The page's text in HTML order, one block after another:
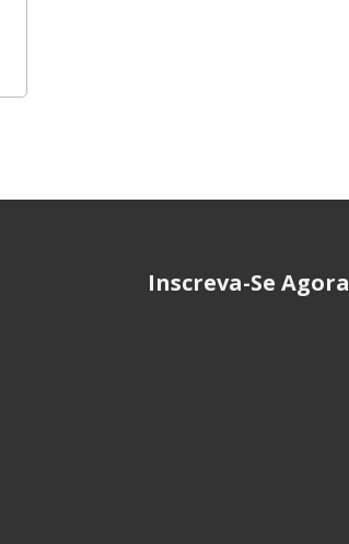
Inscreva-Se Agora